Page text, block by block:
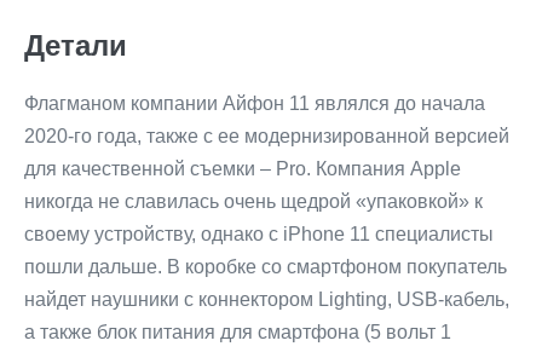
Детали
Флагманом компании Айфон 11 являлся до начала
2020-го года, также с ее модернизированной версией
для качественной съемки – Pro. Компания Apple
никогда не славилась очень щедрой «упаковкой» к
своему устройству, однако с iPhone 11 специалисты
пошли дальше. В коробке со смартфоном покупатель
найдет наушники с коннектором Lighting, USB-кабель,
а также блок питания для смартфона (5 вольт 1